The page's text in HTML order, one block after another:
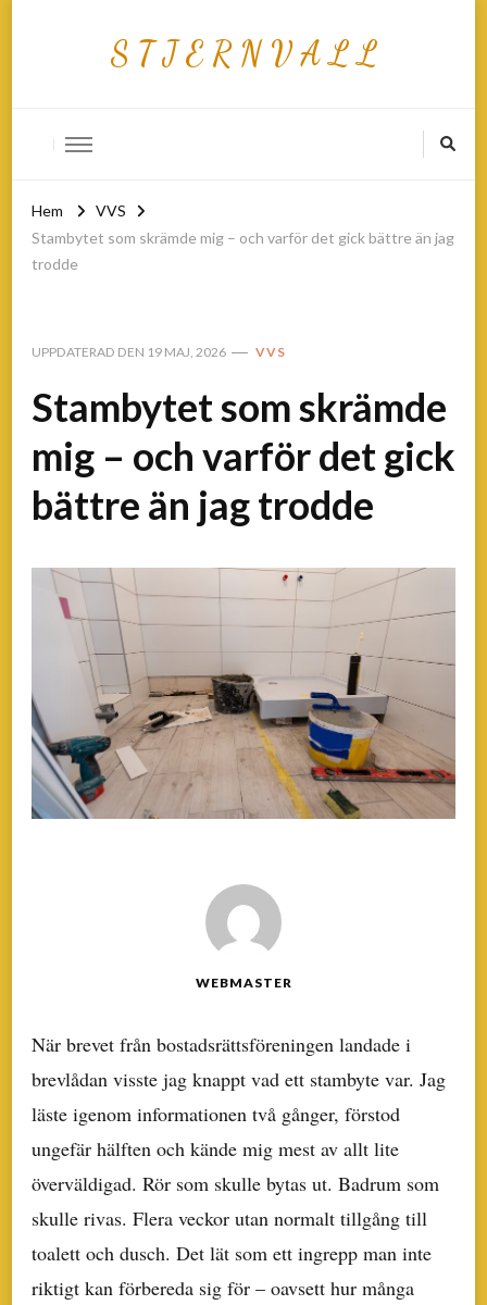
S T J E R N V A L L
Hem
VVS
Stambytet som skrämde mig – och varför det gick bättre än jag
trodde
UPPDATERAD DEN 19 MAJ, 2026 VVS
Stambytet som skrämde
mig – och varför det gick
bättre än jag trodde
WEBMASTER
När brevet från bostadsrättsföreningen landade i
brevlådan visste jag knappt vad ett stambyte var. Jag
läste igenom informationen två gånger, förstod
ungefär hälften och kände mig mest av allt lite
överväldigad. Rör som skulle bytas ut. Badrum som
skulle rivas. Flera veckor utan normalt tillgång till
toalett och dusch. Det lät som ett ingrepp man inte
riktigt kan förbereda sig för – oavsett hur många